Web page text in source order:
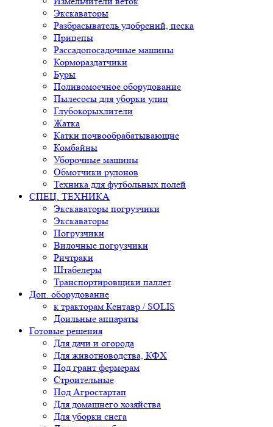
Экскаваторы
Разбрасыватель удобрений, песка
Прицепы
Рассадопосадочные машины
Кормораздатчики
Буры
Поливомоечное оборудование
Пылесосы для уборки улиц
Глубокорыхлители
Жатка
Катки почвообрабатывающие
Комбайны
Уборочные машины
Обмотчики рулонов
Техника для футбольных полей
СПЕЦ. ТЕХНИКА
Экскаваторы погрузчики
Экскаваторы
Погрузчики
Вилочные погрузчики
Ричтраки
Штабелеры
Транспортировщики паллет
Доп. оборудование
к тракторам Кентавр / SOLIS
Доильные аппараты
Готовые решения
Для дачи и огорода
Для животноводства, КФХ
Под грант фермерам
Строительные
Под Агростартап
Для домашнего хозяйства
Для уборки снега